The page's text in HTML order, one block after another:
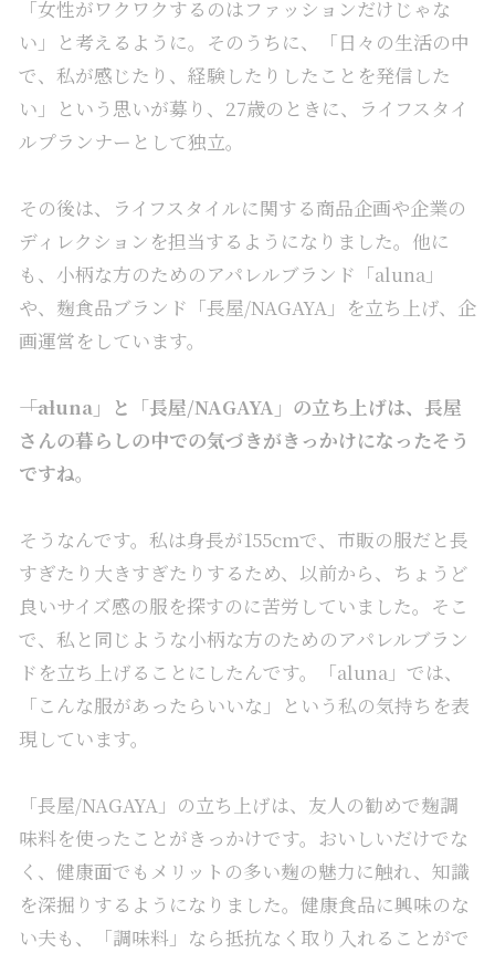
「女性がワクワクするのはファッションだけじゃな
い」と考えるように。そのうちに、「日々の生活の中
で、私が感じたり、経験したりしたことを発信した
い」という思いが募り、27歳のときに、ライフスタイ
ルプランナーとして独立。
その後は、ライフスタイルに関する商品企画や企業の
ディレクションを担当するようになりました。他に
も、小柄な方のためのアパレルブランド「aluna」
や、麹食品ブランド「長屋/NAGAYA」を立ち上げ、企
画運営をしています。
――「aluna」と「長屋/NAGAYA」の立ち上げは、長屋
さんの暮らしの中での気づきがきっかけになったそう
ですね。
そうなんです。私は身長が155cmで、市販の服だと長
すぎたり大きすぎたりするため、以前から、ちょうど
良いサイズ感の服を探すのに苦労していました。そこ
で、私と同じような小柄な方のためのアパレルブラン
ドを立ち上げることにしたんです。「aluna」では、
「こんな服があったらいいな」という私の気持ちを表
現しています。
「長屋/NAGAYA」の立ち上げは、友人の勧めで麹調
味料を使ったことがきっかけです。おいしいだけでな
く、健康面でもメリットの多い麹の魅力に触れ、知識
を深掘りするようになりました。健康食品に興味のな
い夫も、「調味料」なら抵抗なく取り入れることがで